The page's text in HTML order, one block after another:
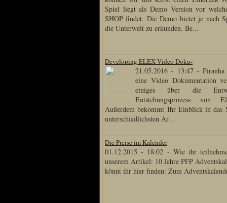
Spiel liegt als Demo Version vor
SHOP findet. Die Demo bietet je nach
die Unterwelt zu erkunden. Be...
Developing ELEX Video Doku-
21.05.2016 - 13:47-
eine Video Dokumentation
einiges über die
Entstehungsprozess von
Außerdem bekommt Ihr Einblick in das
unterschiedlichsten Ar...
Die Preise im Kalender
01.12.2015 - 18:02 - Wie ihr
unserem Artikel: 10 Jahre PFP
könnt ihr hier finden: Zum